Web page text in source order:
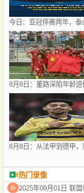
热门录像
2025年09月01日 联